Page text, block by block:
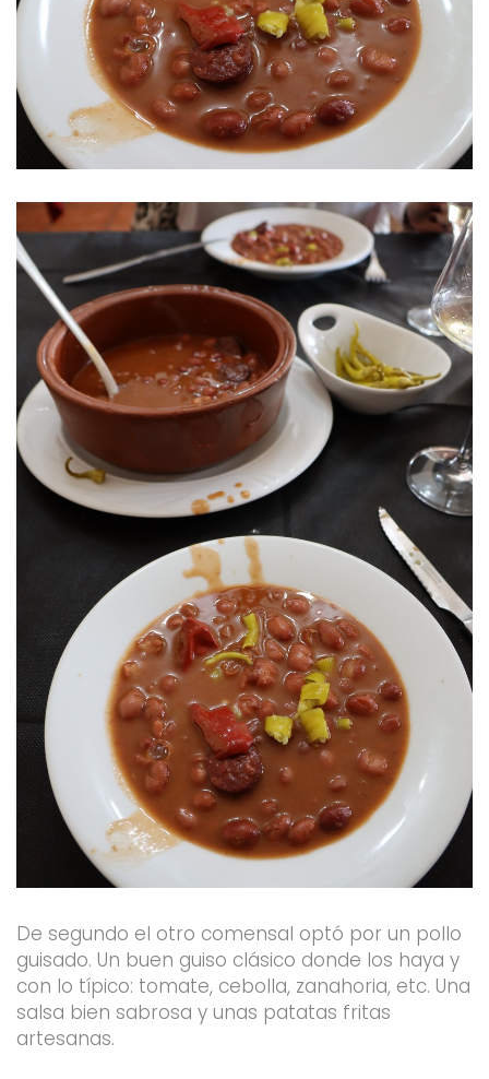
De segundo el otro comensal optó por un pollo
guisado. Un buen guiso clásico donde los haya y
con lo típico: tomate, cebolla, zanahoria, etc. Una
salsa bien sabrosa y unas patatas fritas
artesanas.